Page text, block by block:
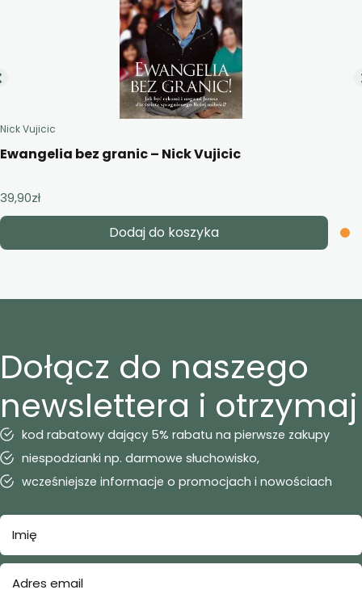
Nick Vujicic
Ewangelia bez granic – Nick Vujicic
39,90zł
Dodaj do koszyka
Dołącz do naszego
newslettera i otrzymaj
kod rabatowy dający 5% rabatu na pierwsze zakupy
niespodzianki np. darmowe słuchowisko,
wcześniejsze informacje o promocjach i nowościach